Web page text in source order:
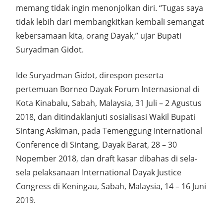
memang tidak ingin menonjolkan diri. “Tugas saya
tidak lebih dari membangkitkan kembali semangat
kebersamaan kita, orang Dayak,” ujar Bupati
Suryadman Gidot.
Ide Suryadman Gidot, direspon peserta
pertemuan Borneo Dayak Forum Internasional di
Kota Kinabalu, Sabah, Malaysia, 31 Juli – 2 Agustus
2018, dan ditindaklanjuti sosialisasi Wakil Bupati
Sintang Askiman, pada Temenggung International
Conference di Sintang, Dayak Barat, 28 – 30
Nopember 2018, dan draft kasar dibahas di sela-
sela pelaksanaan International Dayak Justice
Congress di Keningau, Sabah, Malaysia, 14 – 16 Juni
2019.